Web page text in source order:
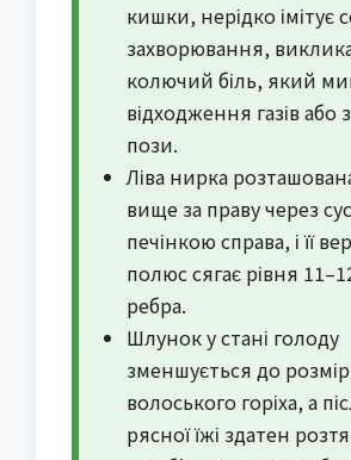
кишки, нерідко імітує
захворювання,
колючий біль, який
відходження газів або
пози.
Ліва нирка
вище за праву через
печінкою справа, і її
полюс сягає рівня
ребра.
Шлунок у стані голоду
зменшується до
волоського горіха, а
рясної їжі здатен